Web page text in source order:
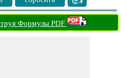
Формулы PDF